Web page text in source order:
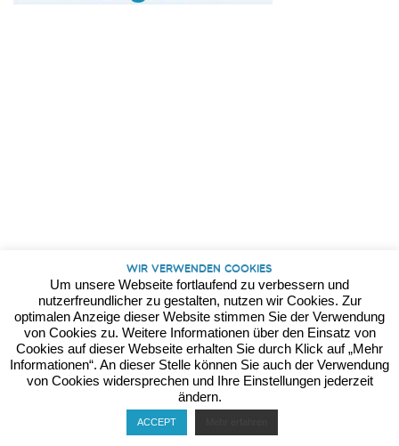
Wir verwenden Cookies
Um unsere Webseite fortlaufend zu verbessern und
nutzerfreundlicher zu gestalten, nutzen wir Cookies. Zur
optimalen Anzeige dieser Website stimmen Sie der Verwendung
von Cookies zu. Weitere Informationen über den Einsatz von
Cookies auf dieser Webseite erhalten Sie durch Klick auf „Mehr
Informationen“. An dieser Stelle können Sie auch der Verwendung
von Cookies widersprechen und Ihre Einstellungen jederzeit
ändern.
ACCEPT